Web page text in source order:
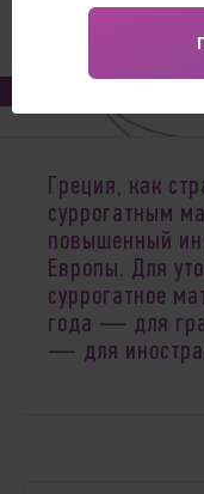
Греция, как
суррогатным
повышенный
Европы. Для
суррогатное
года ― для
― для